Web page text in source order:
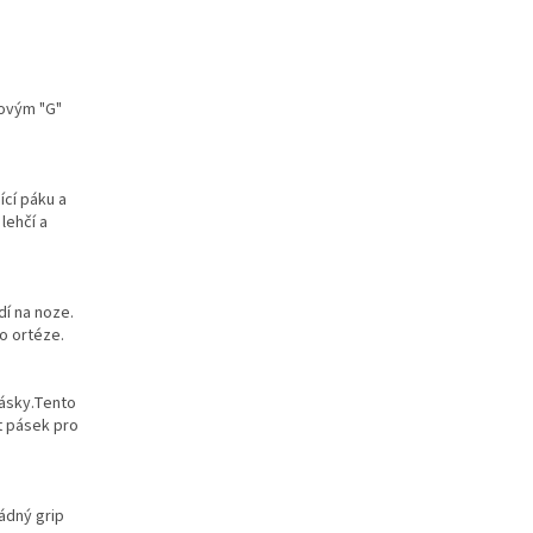
"G"
páku a
a
na noze.
ortéze.
pásek pro
grip